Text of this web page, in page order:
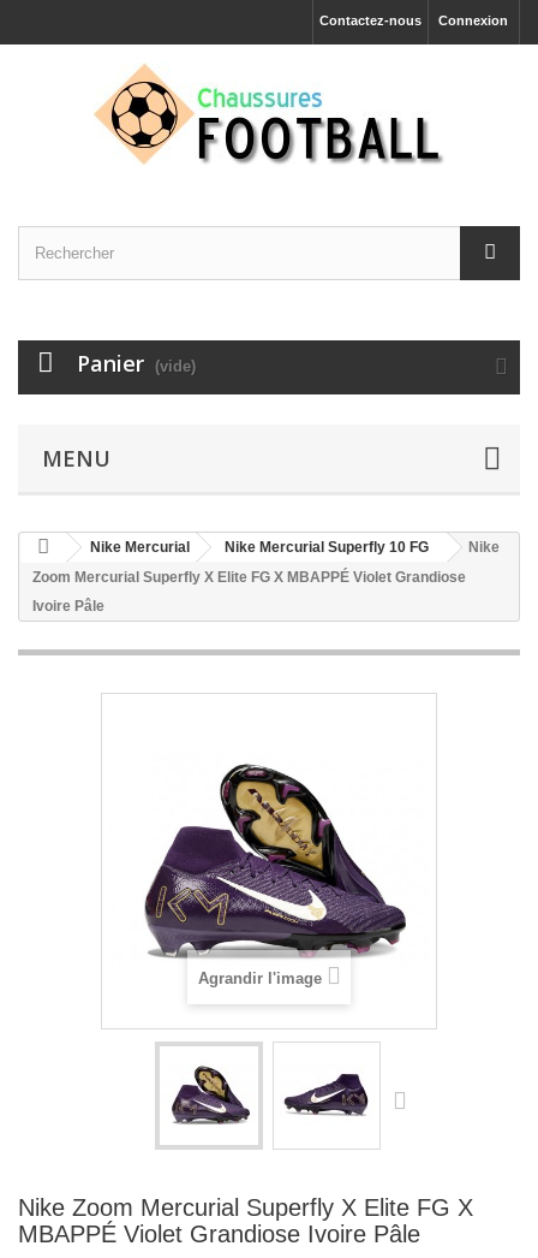
Connexion
Contactez-nous
Panier (vide)
MENU
Nike Mercurial Nike Mercurial Superfly 10 FG
Nike
Zoom Mercurial Superfly X Elite FG X MBAPPÉ Violet Grandiose
Ivoire Pâle
Agrandir l'image
Nike Zoom Mercurial Superfly X Elite FG X
MBAPPÉ Violet Grandiose Ivoire Pâle